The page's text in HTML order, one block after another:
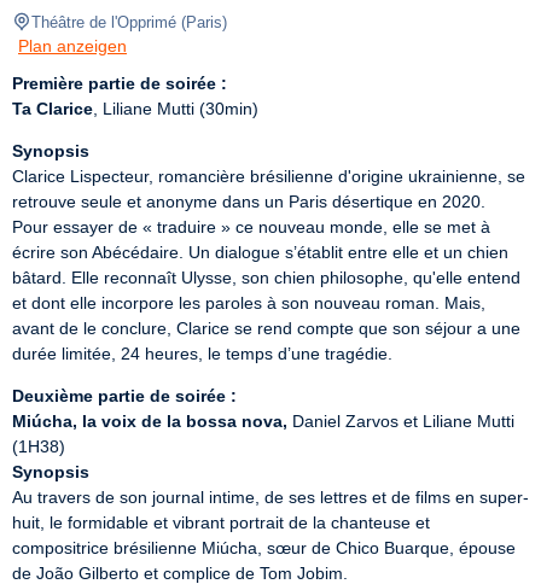
Théâtre de l'Opprimé (Paris)
Plan anzeigen
Première partie de soirée :
Ta Clarice , Liliane Mutti (30min)
Synopsis
Clarice Lispecteur, romancière brésilienne d'origine ukrainienne, se
retrouve seule et anonyme dans un Paris désertique en 2020.
Pour essayer de « traduire » ce nouveau monde, elle se met à
écrire son Abécédaire. Un dialogue s’établit entre elle et un chien
bâtard. Elle reconnaît Ulysse, son chien philosophe, qu'elle entend
et dont elle incorpore les paroles à son nouveau roman. Mais,
avant de le conclure, Clarice se rend compte que son séjour a une
durée limitée, 24 heures, le temps d’une tragédie.
Deuxième partie de soirée :
Miúcha, la voix de la bossa nova, Daniel Zarvos et Liliane Mutti
Synopsis
Au travers de son journal intime, de ses lettres et de films en super-
huit, le formidable et vibrant portrait de la chanteuse et
compositrice brésilienne Miúcha, sœur de Chico Buarque, épouse
de João Gilberto et complice de Tom Jobim.